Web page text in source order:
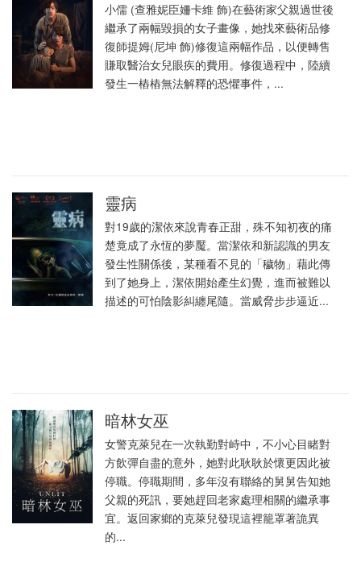
小儒 (查雅妮臣姍卡維 飾)在藝術家父親過世後
繼承了兩幅毀損的女子畫像，她找來藝術品修
復師提姆(尼坤 飾)修復這兩幅作品，以便轉售
賺取醫治女兒眼疾的費用。修復過程中，陸續
發生一樁樁無法解釋的恐懼事件，...
靈病
對19歲的潔依來說青春正甜，殊不知初夜的痛
楚竟成了永恆的夢魘。當潔依和新認識的男友
發生性關係後，某種看不見的「穢物」藉此傳
到了她身上，潔依開始產生幻覺，進而被難以
描述的可怕陰影糾纏尾隨。當威脅步步逼近...
暗林女巫
女警克萊兒在一次執勤對峙中，不小心目睹對
方飲彈自盡的意外，她對此耿耿於懷更因此被
停職。停職期間，多年沒有聯絡的舅舅告知她
父親的死訊，要她趕回老家處理相關的繼承事
宜。返回家鄉的克萊兒發現這裡籠罩著詭異
的...